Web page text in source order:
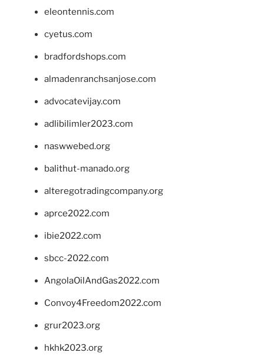
eleontennis.com
cyetus.com
bradfordshops.com
almadenranchsanjose.com
advocatevijay.com
adlibilimler2023.com
naswwebed.org
balithut-manado.org
alteregotradingcompany.org
aprce2022.com
ibie2022.com
sbcc-2022.com
AngolaOilAndGas2022.com
Convoy4Freedom2022.com
grur2023.org
hkhk2023.org